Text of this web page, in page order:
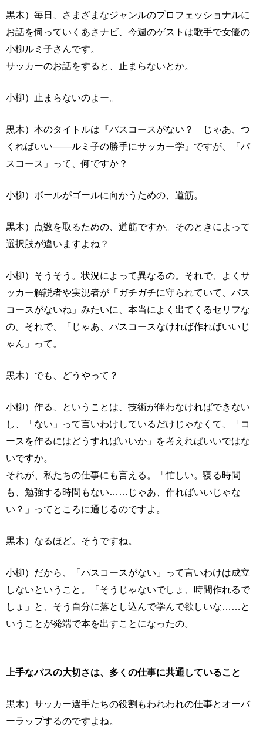
黒木）毎日、さまざまなジャンルのプロフェッショナルに
お話を伺っていくあさナビ、今週のゲストは歌手で女優の
小柳ルミ子さんです。
サッカーのお話をすると、止まらないとか。
小柳）止まらないのよー。
黒木）本のタイトルは『パスコースがない？ じゃあ、つ
くればいい——ルミ子の勝手にサッカー学』ですが、「パ
スコース」って、何ですか？
小柳）ボールがゴールに向かうための、道筋。
黒木）点数を取るための、道筋ですか。そのときによって
選択肢が違いますよね？
小柳）そうそう。状況によって異なるの。それで、よくサ
ッカー解説者や実況者が「ガチガチに守られていて、パス
コースがないね」みたいに、本当によく出てくるセリフな
の。それで、「じゃあ、パスコースなければ作ればいいじ
ゃん」って。
黒木）でも、どうやって？
小柳）作る、ということは、技術が伴わなければできない
し、「ない」って言いわけしているだけじゃなくて、「コ
ースを作るにはどうすればいいか」を考えればいいではな
いですか。
それが、私たちの仕事にも言える。「忙しい。寝る時間
も、勉強する時間もない……じゃあ、作ればいいじゃな
い？」ってところに通じるのですよ。
黒木）なるほど。そうですね。
小柳）だから、「パスコースがない」って言いわけは成立
しないということ。「そうじゃないでしょ、時間作れるで
しょ」と、そう自分に落とし込んで学んで欲しいな……と
いうことが発端で本を出すことになったの。
上手なパスの大切さは、多くの仕事に共通していること
黒木）サッカー選手たちの役割もわれわれの仕事とオーバ
ーラップするのですよね。